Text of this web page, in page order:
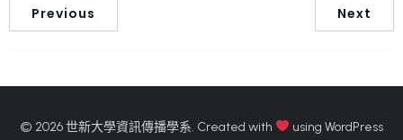
Previous Next
© 2026 世新大學資訊傳播學系. Created with
using WordPress